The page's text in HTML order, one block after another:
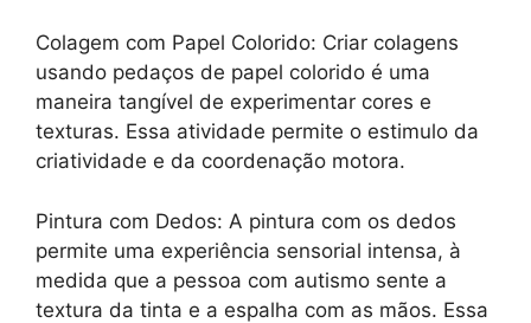
Colagem com Papel Colorido: Criar colagens
usando pedaços de papel colorido é uma
maneira tangível de experimentar cores e
texturas. Essa atividade permite o estimulo da
criatividade e da coordenação motora.
Pintura com Dedos: A pintura com os dedos
permite uma experiência sensorial intensa, à
medida que a pessoa com autismo sente a
textura da tinta e a espalha com as mãos. Essa